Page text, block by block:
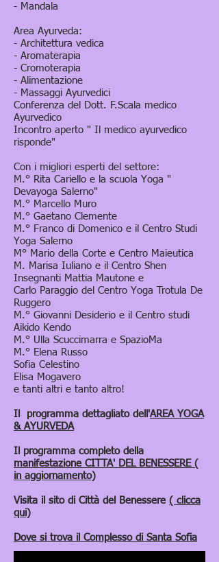
- Mandala
Area Ayurveda:
- Architettura vedica
- Aromaterapia
- Cromoterapia
- Alimentazione
- Massaggi Ayurvedici
Conferenza del Dott. F.Scala medico
Ayurvedico
Incontro aperto " Il medico ayurvedico
risponde"
Con i migliori esperti del settore:
M.° Rita Cariello e la scuola Yoga "
Devayoga Salerno"
M.° Marcello Muro
M.° Gaetano Clemente
M.° Franco di Domenico e il Centro Studi
Yoga Salerno
M° Mario della Corte e Centro Maieutica
M. Marisa Iuliano e il Centro Shen
Insegnanti Mattia Mautone e
Carlo Paraggio del Centro Yoga Trotula De
Ruggero
M.° Giovanni Desiderio e il Centro studi
Aikido Kendo
M.° Ulla Scuccimarra e SpazioMa
M.° Elena Russo
Sofia Celestino
Elisa Mogavero
e tanti altri e tanto altro!
Il programma dettagliato dell'AREA YOGA
& AYURVEDA
Il programma completo della
manifestazione CITTA' DEL BENESSERE (
in aggiornamento)
Visita il sito di Città del Benessere ( clicca
qui)
Dove si trova il Complesso di Santa Sofia